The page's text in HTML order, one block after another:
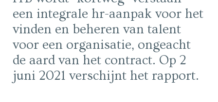
een integrale hr-aanpak voor het
vinden en beheren van talent
voor een organisatie, ongeacht
de aard van het contract. Op 2
juni 2021 verschijnt het rapport.